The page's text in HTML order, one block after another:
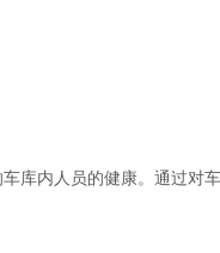
库内人员的健康。通过对